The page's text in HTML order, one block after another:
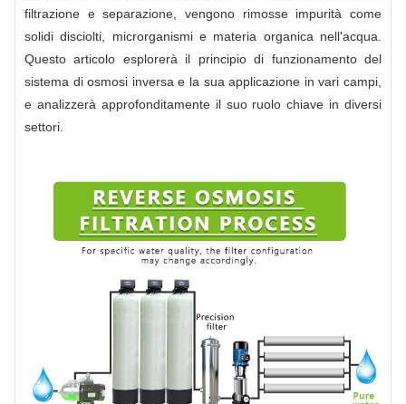
filtrazione e separazione, vengono rimosse impurità come
solidi disciolti, microrganismi e materia organica nell'acqua.
Questo articolo esplorerà il principio di funzionamento del
sistema di osmosi inversa e la sua applicazione in vari campi,
e analizzerà approfonditamente il suo ruolo chiave in diversi
settori.